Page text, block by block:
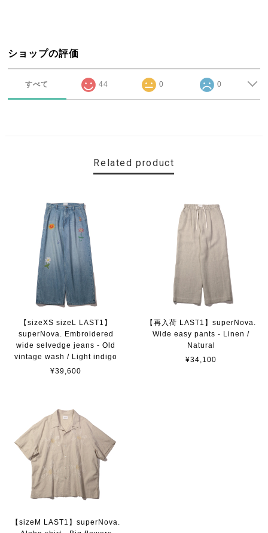
ショップの評価
すべて 44 0 0
Related product
【sizeXS sizeL LAST1】
superNova. Embroidered
wide selvedge jeans - Old
vintage wash / Light indigo
¥39,600
【再入荷 LAST1】superNova.
Wide easy pants - Linen /
Natural
¥34,100
【sizeM LAST1】superNova.